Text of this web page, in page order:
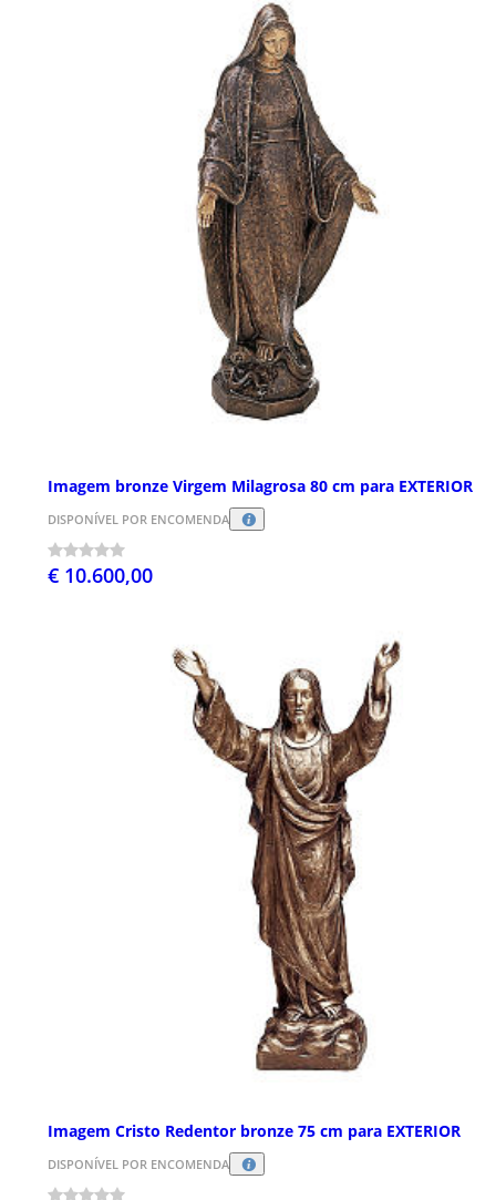
Imagem bronze Virgem Milagrosa 80 cm para EXTERIOR
DISPONÍVEL POR ENCOMENDA
€ 10.600,00
Imagem Cristo Redentor bronze 75 cm para EXTERIOR
DISPONÍVEL POR ENCOMENDA